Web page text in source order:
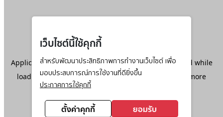
เว็บไซต์นี้ใช้คุกกี้
สำหรับพัฒนาประสิทธิภาพการทำงานเว็บไซต์ เพื่อ
มอบประสบการณ์การใช้งานที่ดียิ่งขึ้น
ประกาศการใช้คุกกี้
ตั้งค่าคุกกี้ ยอมรับ
Application error: aclient-side exception has occurred while
loadingwww.ktc.co.th(see the browser console
for more
information).